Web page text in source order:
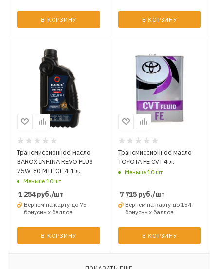
В КОРЗИНУ В КОРЗИНУ
Трансмиссионное масло
BAROX INFINA REVO PLUS
75W-80 MTF GL-4 1 л.
Меньше 10 шт
1 254 руб./шт
Вернем на карту до 75
бонусных баллов
В КОРЗИНУ
Трансмиссионное масло
TOYOTA FE CVT 4 л.
Меньше 10 шт
7 715руб./шт
Вернем на карту до 154
бонусных баллов
В КОРЗИНУ
ПОКАЗАТЬ ЕЩЕ